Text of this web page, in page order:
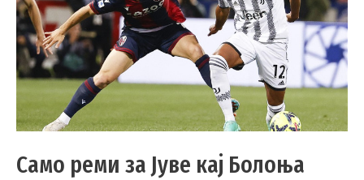
Само реми за Јуве кај Болоња